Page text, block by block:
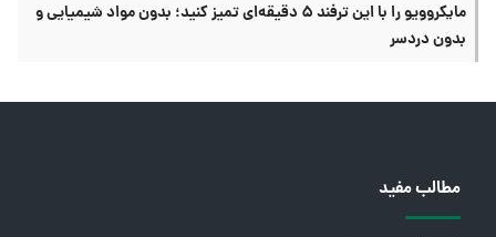
مایکروویو را با این ترفند ۵ دقیقه‌ای تمیز کنید؛ بدون مواد شیمیایی و
بدون دردسر
مطالب مفید